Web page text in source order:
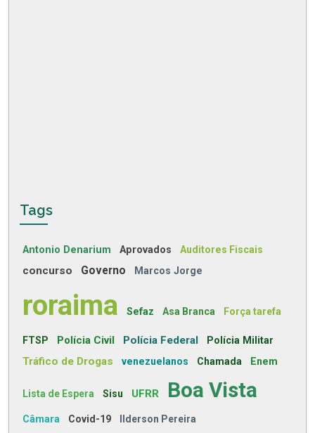
Tags
Antonio Denarium Aprovados Auditores Fiscais
concurso Governo Marcos Jorge
roraima Sefaz Asa Branca Força tarefa
FTSP Polícia Civil Polícia Federal Polícia Militar
Tráfico de Drogas venezuelanos Chamada Enem
Lista de Espera Sisu UFRR Boa Vista
Câmara Covid-19 Ilderson Pereira